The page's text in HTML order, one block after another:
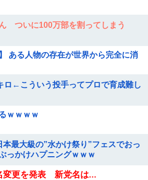
ついに100万部を割ってしまう
ある人物の存在が世界から完全に消
ロ←こういう投手ってプロで育成難し
ｗｗｗｗ
本最大級の”水かけ祭り”フェスでおっ
っかけハプニングｗｗｗ
変更を発表 新党名は...